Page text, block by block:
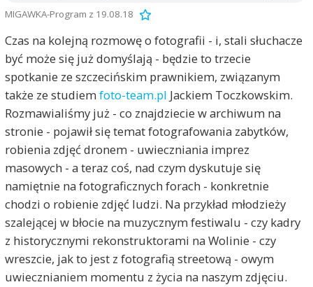
MIGAWKA-Program z 19.08.18
Czas na kolejną rozmowę o fotografii - i, stali słuchacze
być może się już domyślają - będzie to trzecie
spotkanie ze szczecińskim prawnikiem, związanym
także ze studiem foto-team.pl Jackiem Toczkowskim.
Rozmawialiśmy już - co znajdziecie w archiwum na
stronie - pojawił się temat fotografowania zabytków,
robienia zdjęć dronem - uwieczniania imprez
masowych - a teraz coś, nad czym dyskutuje się
namiętnie na fotograficznych forach - konkretnie
chodzi o robienie zdjęć ludzi. Na przykład młodzieży
szalejącej w błocie na muzycznym festiwalu - czy kadry
z historycznymi rekonstruktorami na Wolinie - czy
wreszcie, jak to jest z fotografią streetową - owym
uwiecznianiem momentu z życia na naszym zdjęciu.